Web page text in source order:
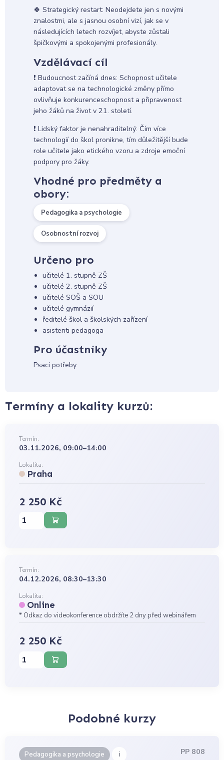
🍀 Strategický restart: Neodejdete jen s novými
znalostmi, ale s jasnou osobní vizí, jak se v
následujících letech rozvíjet, abyste zůstali
špičkovými a spokojenými profesionály.
Vzdělávací cíl
❗️ Budoucnost začíná dnes: Schopnost učitele
adaptovat se na technologické změny přímo
ovlivňuje konkurenceschopnost a připravenost
jeho žáků na život v 21. století.
❗️ Lidský faktor je nenahraditelný: Čím více
technologií do škol pronikne, tím důležitější bude
role učitele jako etického vzoru a zdroje emoční
podpory pro žáky.
Vhodné pro předměty a
obory:
Pedagogika a psychologie
Osobnostní rozvoj
Určeno pro
učitelé 1. stupně ZŠ
učitelé 2. stupně ZŠ
učitelé SOŠ a SOU
učitelé gymnázií
ředitelé škol a školských zařízení
asistenti pedagoga
Pro účastníky
Psací potřeby.
Termíny a lokality kurzů:
Termín:
03.11.2026, 09:00–14:00
Lokalita:
Praha
2 250 Kč
Termín:
04.12.2026, 08:30–13:30
Lokalita:
Online
* Odkaz do videokonference obdržíte 2 dny před webinářem
2 250 Kč
Podobné kurzy
Pedagogika a psychologie i PP 808